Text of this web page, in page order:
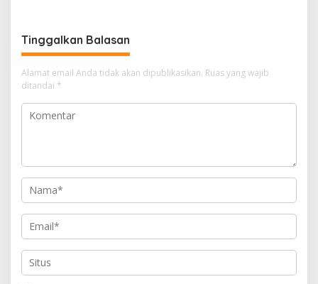
Tinggalkan Balasan
Alamat email Anda tidak akan dipublikasikan. Ruas yang wajib
ditandai *